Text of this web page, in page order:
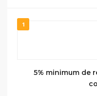
1
5% minimum de